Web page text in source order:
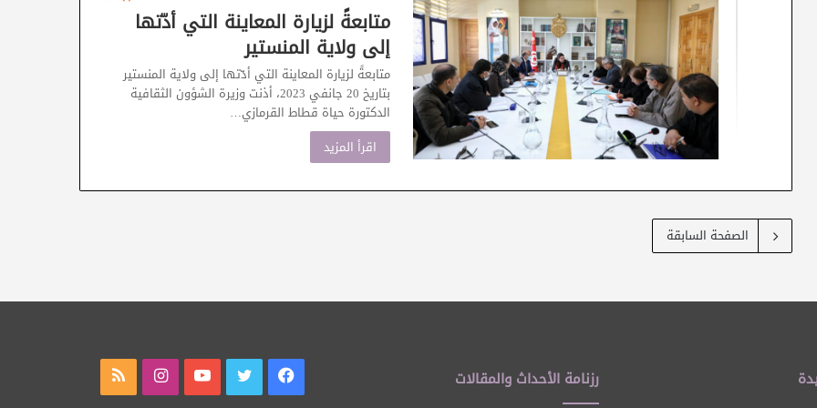
متابعةً لزيارة المعاينة التي أدّتها
إلى ولاية المنستير
متابعةً لزيارة المعاينة التي أدّتها إلى ولاية المنستير
بتاريخ 20 جانفي 2023، أذنت وزيرة الشؤون الثقافية
الدكتورة حياة قطاط القرمازي…
اقرأ المزيد
الصفحة السابقة
رزنامة الأحداث والمقالات فيسبوك تويتر يوتيوب انستقرام